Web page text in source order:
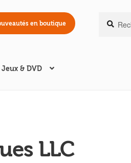
en boutique
pour :
Recherche
Jeux & DVD
LLC